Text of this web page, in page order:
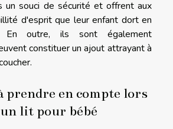
un souci de sécurité et offrent aux
d'esprit que leur enfant dort en
En outre, ils sont également
constituer un ajout attrayant à
prendre en compte lors
lit pour bébé